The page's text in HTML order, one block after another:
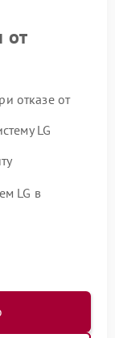
от
отказе от
LG
LG в